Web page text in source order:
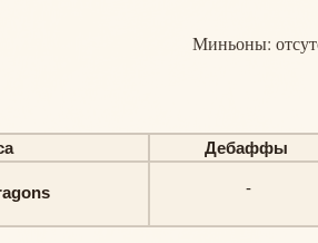
Миньоны:
Дебаффы
-